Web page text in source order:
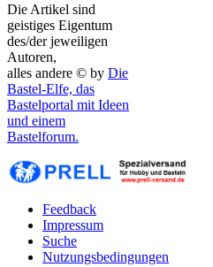
Die Artikel sind
geistiges Eigentum
des/der jeweiligen
Autoren,
alles andere © by Die
Bastel-Elfe, das
Bastelportal mit Ideen
und einem
Bastelforum.
Feedback
Impressum
Suche
Nutzungsbedingungen